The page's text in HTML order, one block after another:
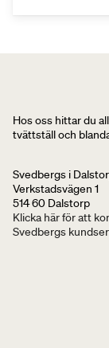
Hos oss hittar du
tvättställ och
Svedbergs i
Verkstadsvägen 1
514 60 Dalstorp
Klicka här för att
Svedbergs